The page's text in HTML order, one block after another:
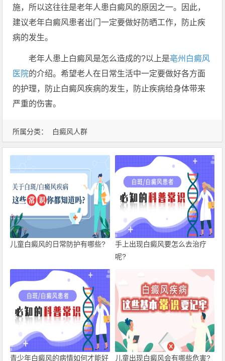
所属分类： 白癜风人群
施，所以这往往是老年人患白癜风的原因之一。因此，
建议老年白癜风患者出门一定要做好防晒工作，防止疾
病的发生。
老年人患上白癜风是怎么造成的?以上是亳州白癜风
医院的介绍。希望老人在日常生活中一定要做好各方面
的护理，防止白癜风疾病的发生，防止疾病给身体带来
严重的伤害。
儿童白癜风的日常防护有哪些?
手上出现白癜风要怎么去治疗
呢?
青少年白癜风的病情如何才能好 儿童出现白癜风会有哪些危害?